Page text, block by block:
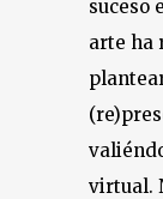
suceso
arte ha
virtual.